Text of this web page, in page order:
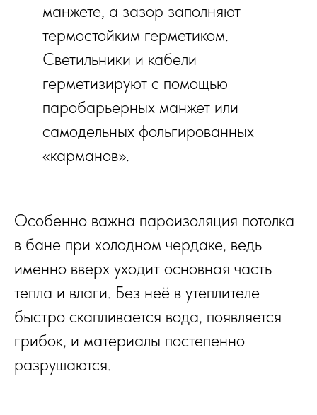
манжете, а зазор заполняют
термостойким герметиком.
Светильники и кабели
герметизируют с помощью
паробарьерных манжет или
самодельных фольгированных
«карманов».
Особенно важна пароизоляция потолка
в бане при холодном чердаке, ведь
именно вверх уходит основная часть
тепла и влаги. Без неё в утеплителе
быстро скапливается вода, появляется
грибок, и материалы постепенно
разрушаются.